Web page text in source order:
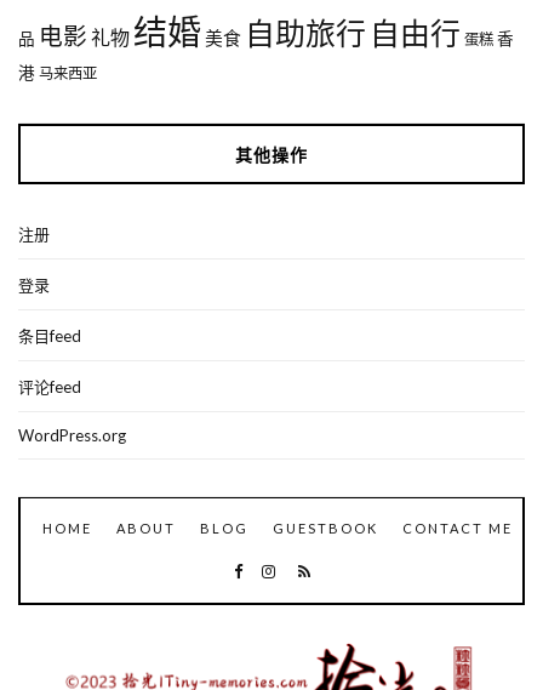
品 电影 礼物 结婚美食 自助旅行 自由行 蛋糕 香
港 马来西亚
其他操作
注册
登录
条目feed
评论feed
WordPress.org
HOME ABOUT BLOG GUESTBOOK CONTACT ME